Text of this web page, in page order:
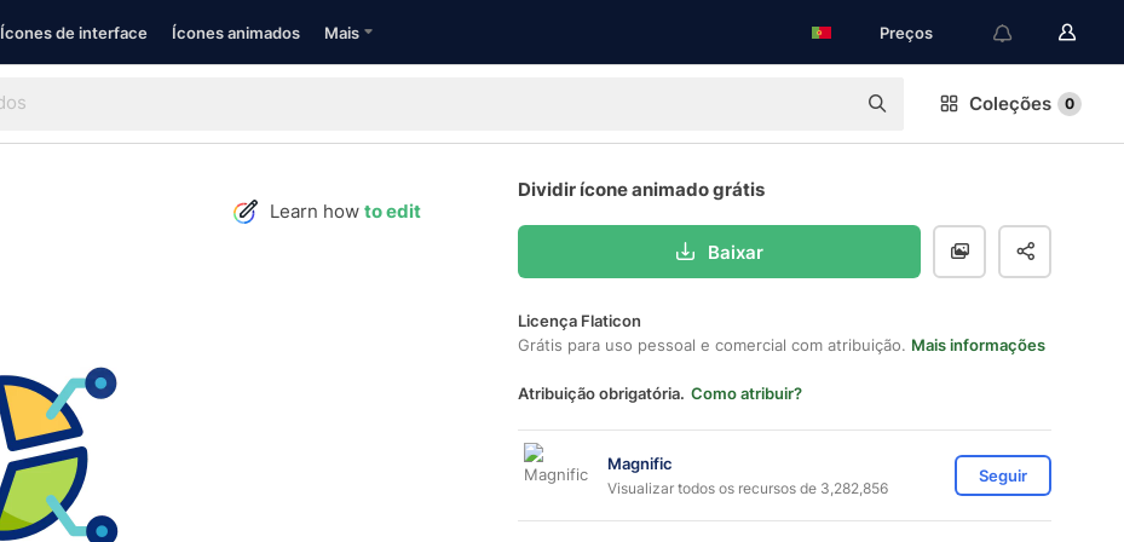
Ícones de interface Ícones animados Mais Preços
Coleções 0
Learn how to edit
Dividir ícone animado grátis
Baixar
Licença Flaticon
Grátis para uso pessoal e comercial com atribuição. Mais informações
Atribuição obrigatória. Como atribuir?
Magnific
Visualizar todos os recursos de 3,282,856
Seguir